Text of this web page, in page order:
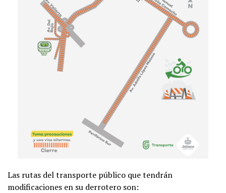
Las rutas del transporte público que tendrán
modificaciones en su derrotero son: